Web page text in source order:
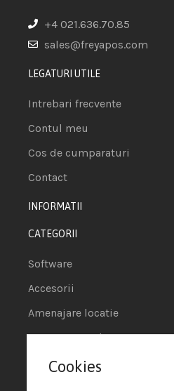
+4 021.636.70.85
sales@freyapos.com
LEGATURI UTILE
Intrebari frecvente
Contul meu
Cos de cumparaturi
Contact
INFORMATII
CATEGORII
Software
Accesorii
Amenajare locatie
POS - Puncte de vanzare
Termeni si conditii
Cookies